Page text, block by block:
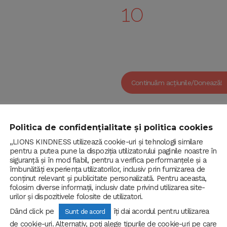
10
Continuăm acțiunile/Donează!
copiii de la
Grădinița Mociur
Politica de confidențialitate și politica cookies
„LIONS KINDNESS utilizează cookie-uri și tehnologii similare
pentru a putea pune la dispoziția utilizatorului paginile noastre în
siguranță și în mod fiabil, pentru a verifica performanțele și a
îmbunătăți experiența utilizatorilor, inclusiv prin furnizarea de
conținut relevant și publicitate personalizată. Pentru aceasta,
folosim diverse informații, inclusiv date privind utilizarea site-
urilor și dispozitivele folosite de utilizatori.
Dând click pe
Sunt de acord
îți dai acordul pentru utilizarea
de cookie-uri. Alternativ, poți alege tipurile de cookie-uri pe care